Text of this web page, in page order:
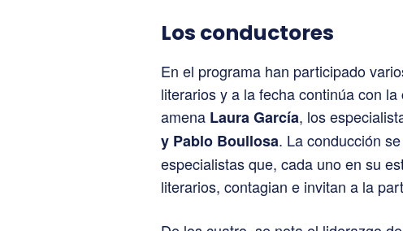
Los conductores
En el programa han participado
literarios y a la fecha continúa con
amena Laura García, los
y Pablo Boullosa. La conducción
especialistas que, cada uno en su
literarios, contagian e invitan a la